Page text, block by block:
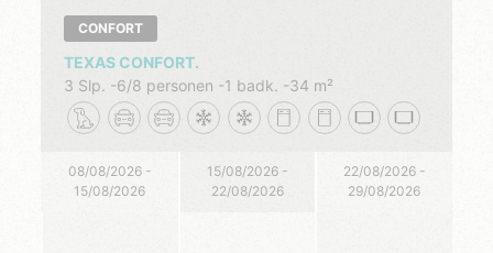
CONFORT
TEXAS CONFORT.
3 Slp.
6/8 personen 1 badk. 34 m²
08/08/2026 -
15/08/2026
15/08/2026 -
22/08/2026
22/08/2026 -
29/08/2026